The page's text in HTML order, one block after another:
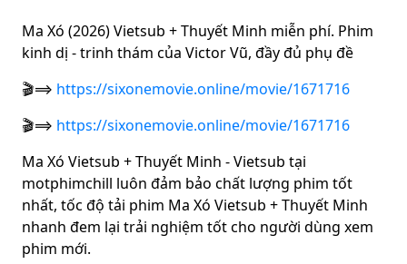
Ma Xó (2026) Vietsub + Thuyết Minh miễn phí. Phim
kinh dị - trinh thám của Victor Vũ, đầy đủ phụ đề
🎬⟹ https://sixonemovie.online/movie/1671716
🎬⟹ https://sixonemovie.online/movie/1671716
Ma Xó Vietsub + Thuyết Minh - Vietsub tại
motphimchill luôn đảm bảo chất lượng phim tốt
nhất, tốc độ tải phim Ma Xó Vietsub + Thuyết Minh
nhanh đem lại trải nghiệm tốt cho người dùng xem
phim mới.